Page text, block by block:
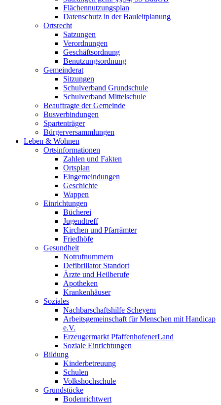
Flächennutzungsplan
Datenschutz in der Bauleitplanung
Ortsrecht
Satzungen
Verordnungen
Geschäftsordnung
Benutzungsordnung
Gemeinderat
Sitzungen
Schulverband Grundschule
Schulverband Mittelschule
Beauftragte der Gemeinde
Busverbindungen
Spartenträger
Bürgerversammlungen
Leben & Wohnen
Ortsinformationen
Zahlen und Fakten
Ortsplan
Eingemeindungen
Geschichte
Wappen
Einrichtungen
Bücherei
Jugendtreff
Kirchen und Pfarrämter
Friedhöfe
Gesundheit
Notrufnummern
Defibrillator Standort
Ärzte und Heilberufe
Apotheken
Krankenhäuser
Soziales
Nachbarschaftshilfe Scheyern
Arbeitsgemeinschaft für Menschen mit Handicap
e.V.
Erzeugermarkt PfaffenhofenerLand
Soziale Einrichtungen
Bildung
Kinderbetreuung
Schulen
Volkshochschule
Grundstücke
Bodenrichtwert